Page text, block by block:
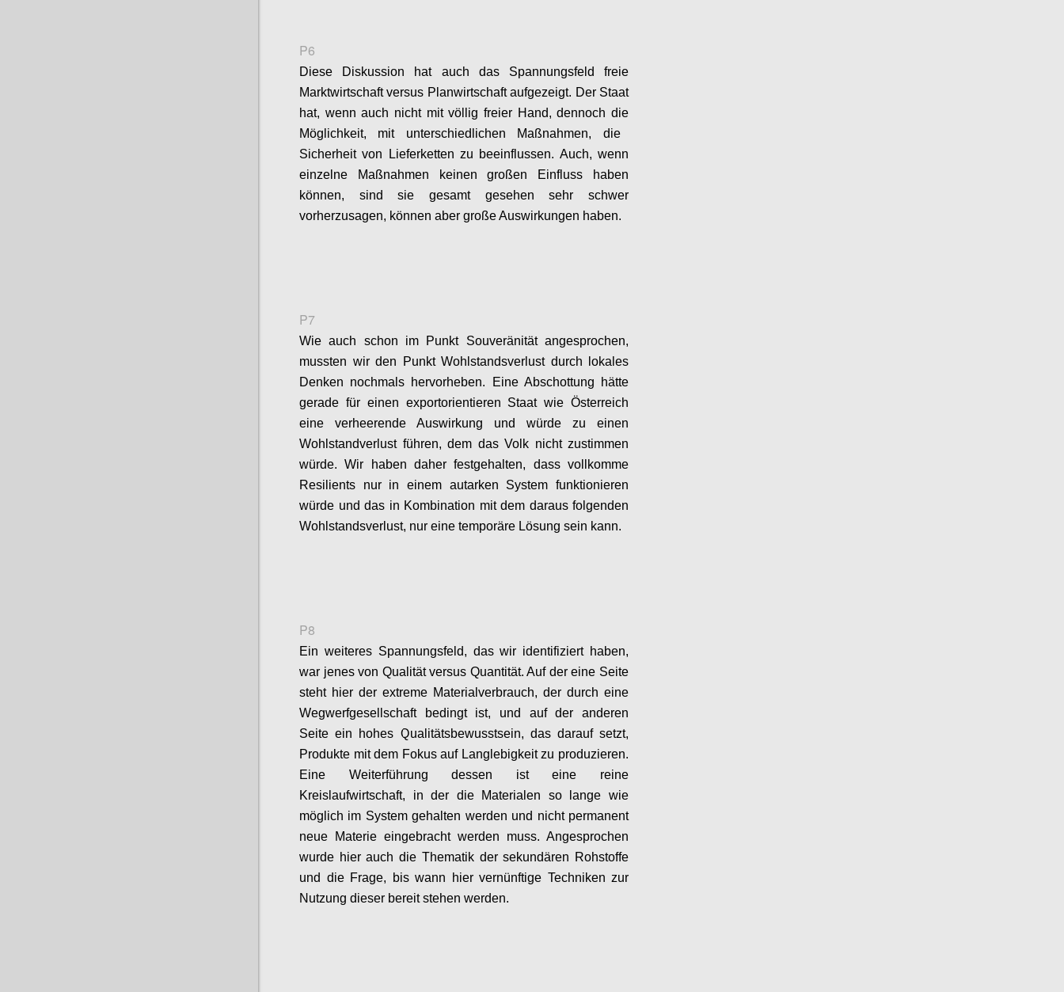
P6
Diese Diskussion hat auch das Spannungsfeld freie
Marktwirtschaft versus Planwirtschaftaufgezeigt. Der Staat
hat, wenn auch nicht mit völligfreier Hand,dennochdie
Möglichkeit, mit unterschiedlichen Maßnahmen, die
Sicherheit von
Lieferkettenzu beeinflussen. Auch, wenn
einzelne Maßnahmen keinen großen Einfluss haben
können, sind sie gesamt gesehen
sehr schwer
vorherzusagen, können aber große Auswirkungen haben.
P7
Wie auch schon im Punkt Souveränität angesprochen,
mussten wir den
Punkt Wohlstandsverlust durch lokales
Denken nochmals hervorheben. Eine Abschottung
hätte
gerade für einen exportorientieren Staat wie Österreich
eine verheerende Auswirkung und würde zu einen
Wohlstandverlust führen, dem das Volk nicht zustimmen
würde.Wir haben daher festgehalten, dass vollkomme
Resilients nur in einem autarken System funktionieren
würde und das in Kombination mit dem daraus folgenden
Wohlstandsverlust, nur eine temporäre Lösung sein kann.
P8
Ein weiteres Spannungsfeld, das wir identifiziert haben,
war jenes von Qualität versus Quantität. Auf der eine Seite
steht hier der extreme Materialverbrauch, der durch eine
Wegwerfgesellschaft
bedingt ist, und auf der anderen
Seite ein hohes Qualitätsbewusstsein, das darauf setzt,
Produkte mit dem Fokus auf Langlebigkeitzu produzieren.
Eine Weiterführung dessen isteine reine
Kreislaufwirtschaft, in der die Materialen so lange wie
möglich im System gehalten werden und nicht permanent
neue Materie eingebracht werden muss. Angesprochen
wurde hier auch die Thematik dersekundären Rohstoffe
und die Frage,
bis wann hier vernünftige Techniken zur
Nutzung dieser bereit stehen werden.